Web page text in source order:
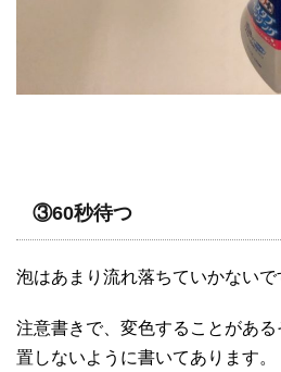
③60秒待つ
泡はあまり流れ落ちていかないで
注意書きで、変色することがあ
置しないように書いてあります。